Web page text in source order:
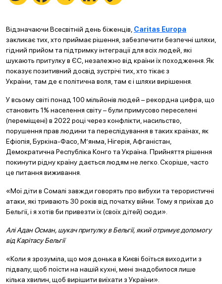
Відзначаючи Всесвітній день біженців, Caritas Europa
закликає тих, хто приймає рішення, забезпечити безпечні шляхи,
гідний прийом та підтримку інтеграції для всіх людей, які
шукають притулку в ЄС, незалежно від країни їх походження. Як
показує позитивний досвід зустрічі тих, хто тікає з
України, там де є політична воля, там є і шляхи вирішення.
У всьому світі понад 100 мільйонів людей – рекордна цифра, що
становить 1% населення світу – були примусово переселені
(переміщені) в 2022 році через конфлікти, насильство,
порушення прав людини та переслідування в таких країнах, як
Ефіопія, Буркіна-Фасо, М’янма, Нігерія, Афганістан,
Демократична Республіка Конго та Україна. Прийняття рішення
покинути рідну країну дається людям не легко. Скоріше, часто
це питання виживання.
«Мої діти в Сомалі завжди говорять про вибухи та терористичні
атаки, які тривають 30 років від початку війни. Тому я приїхав до
Бельгії, і я хотів би привезти їх (своїх дітей) сюди».
Алі Адан Осман, шукач притулку в Бельгії, який отримує допомогу
від Карітасу Бельгії
«Коли я зрозуміла, що моя донька в Києві боїться виходити з
підвалу, щоб поїсти на нашій кухні, мені знадобилося лише
кілька хвилин, щоб вирішити виїхати з України».